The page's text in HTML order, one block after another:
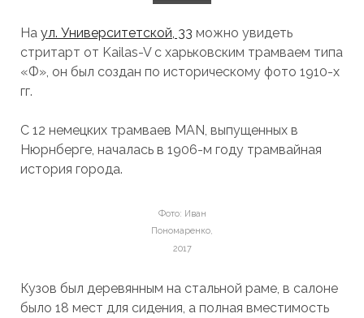
На ул. Университетской, 33 можно увидеть
стритарт от Kailas-V с харьковским трамваем типа
«Ф», он был создан по историческому фото 1910-х
гг.
С 12 немецких трамваев MAN, выпущенных в
Нюрнберге, началась в 1906-м году трамвайная
история города.
Фото: Иван
Пономаренко,
2017
Кузов был деревянным на стальной раме, в салоне
было 18 мест для сидения, а полная вместимость